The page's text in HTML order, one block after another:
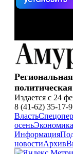
политическая
Издается с 24
8 (41-62) 35-17-
Власть
осеньЭкономика
Информация
новостиАрхив